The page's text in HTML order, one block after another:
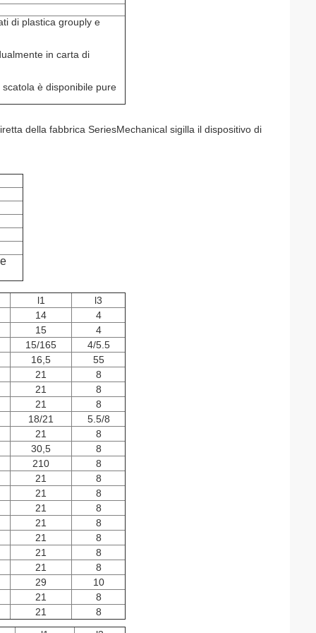
di plastica grouply e
in carta di
è disponibile pure
della fabbrica SeriesMechanical sigilla il dispositivo di
l1
l3
14
4
15
4
15/165
4/5.5
16,5
55
21
8
21
8
21
8
18/21
5.5/8
21
8
30,5
8
210
8
21
8
21
8
21
8
21
8
21
8
21
8
21
8
29
10
21
8
21
8